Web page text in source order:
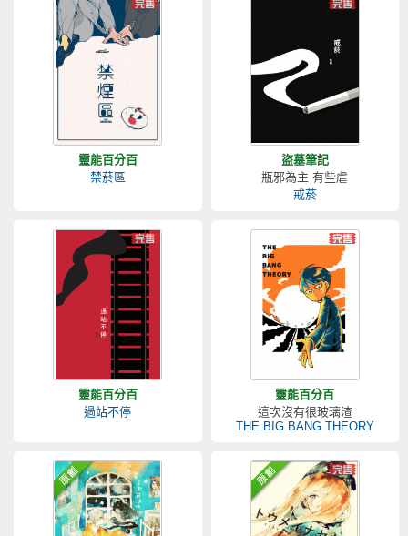
靈能百分百
禁菸區
盜墓筆記
瓶邪為主 有些虐
戒菸
靈能百分百
過站不停
靈能百分百
這次沒有很玻璃渣
THE BIG BANG THEORY